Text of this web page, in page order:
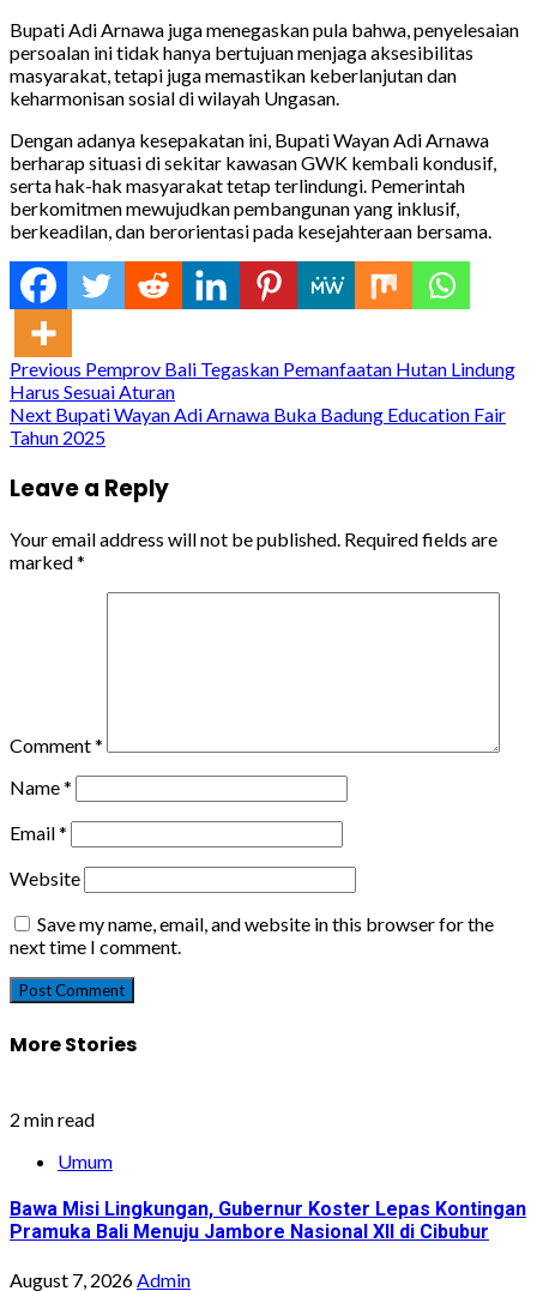
Bupati Adi Arnawa juga menegaskan pula bahwa, penyelesaian
persoalan ini tidak hanya bertujuan menjaga aksesibilitas
masyarakat, tetapi juga memastikan keberlanjutan dan
keharmonisan sosial di wilayah Ungasan.
Dengan adanya kesepakatan ini, Bupati Wayan Adi Arnawa
berharap situasi di sekitar kawasan GWK kembali kondusif,
serta hak-hak masyarakat tetap terlindungi. Pemerintah
berkomitmen mewujudkan pembangunan yang inklusif,
berkeadilan, dan berorientasi pada kesejahteraan bersama.
Continue
Reading
Previous Pemprov Bali Tegaskan Pemanfaatan Hutan Lindung
Harus Sesuai Aturan
Next Bupati Wayan Adi Arnawa Buka Badung Education Fair
Tahun 2025
Leave a Reply
Your email address will not be published. Required fields are
marked*
Comment*
Name*
Email*
Website
Save my name, email, and website in this browser for the
next time I comment.
More Stories
2 min read
Umum
Bawa Misi Lingkungan, Gubernur Koster Lepas Kontingan
Pramuka Bali Menuju Jambore Nasional XII di Cibubur
August 7, 2026Admin